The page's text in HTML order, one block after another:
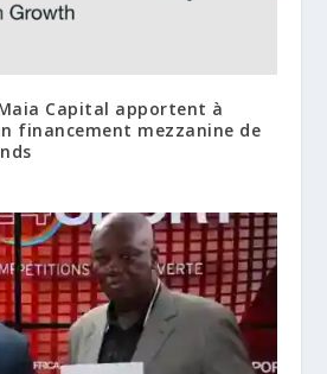
Capital apportent à
financement mezzanine de